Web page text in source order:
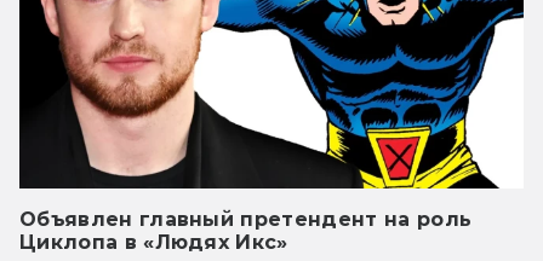
Объявлен главный претендент на роль
Циклопа в «Людях Икс»